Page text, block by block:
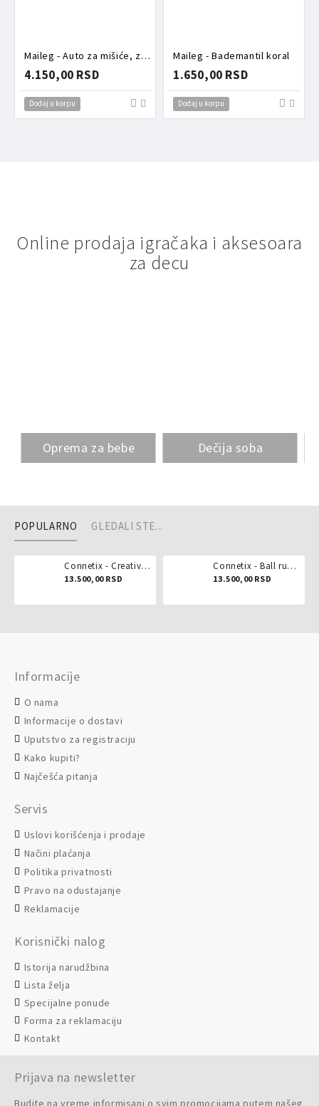
Maileg - Auto za mišiće, zeleni
4.150,00 RSD
Dodaj u korpu
Maileg - Bademantil koral
1.650,00 RSD
Dodaj u korpu
Online prodaja igračaka i aksesoara
za decu
Oprema za bebe Dečija soba
POPULARNO GLEDALI STE...
Connetix - Creative pack 102 dela
13.500,00 RSD
Connetix - Ball run pastel 106 delova
13.500,00 RSD
Informacije
O nama
Informacije o dostavi
Uputstvo za registraciju
Kako kupiti?
Najčešća pitanja
Servis
Uslovi korišćenja i prodaje
Načini plaćanja
Politika privatnosti
Pravo na odustajanje
Reklamacije
Korisnički nalog
Istorija narudžbina
Lista želja
Specijalne ponude
Forma za reklamaciju
Kontakt
Prijava na newsletter
Budite na vreme informisani o svim promocijama putem našeg